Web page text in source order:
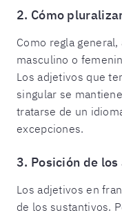
2. Cómo
Como regla
masculino o
Los adjetivos que
singular se
tratarse de un
excepciones.
3. Posición de
Los adjetivos en
de los sustantivos.